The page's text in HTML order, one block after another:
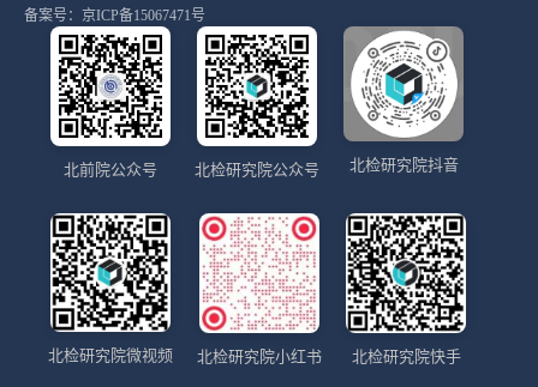
备案号： 京ICP备15067471号
北前院公众号 北检研究院公众号 北检研究院抖音
北检研究院微视频 北检研究院小红书 北检研究院快手